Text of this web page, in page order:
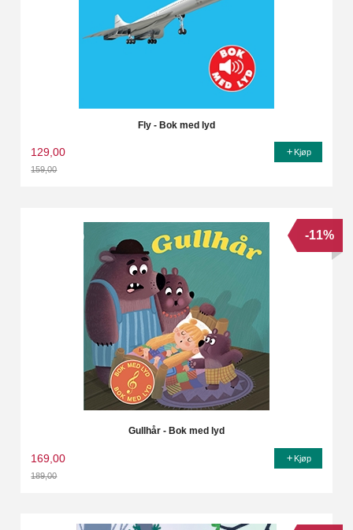
Fly - Bok med lyd
129,00
159,00
Kjøp
Gullhår - Bok med lyd
169,00
189,00
-11%
Kjøp